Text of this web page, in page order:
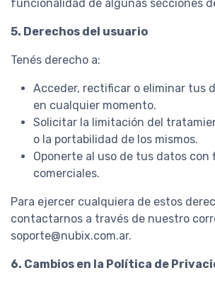
funcionalidad de algunas secciones
5. Derechos del usuario
Tenés derecho a:
Acceder, rectificar o eliminar tus
en cualquier momento.
Solicitar la limitación del
o la portabilidad de los mismos.
Oponerte al uso de tus datos con
comerciales.
Para ejercer cualquiera de estos
contactarnos a través de nuestro
soporte@nubix.com.ar.
6. Cambios en la Política de